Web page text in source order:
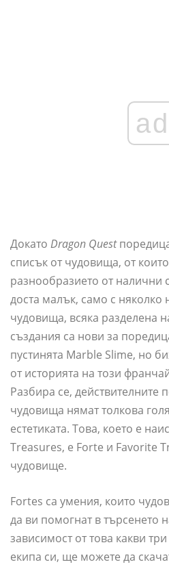
ad
Докато Dragon Quest
списък от чудовища, от
разнообразието от налични
доста малък, само с
чудовища, всяка разделена
създания са нови за
пустинята Marble Slime, но
от историята на този
Разбира се, действителните
чудовища нямат толкова
естетиката. Това, което е
Treasures, е Forte и Favorite
чудовище.
Fortes са умения, които
да ви помогнат в търсенето
зависимост от това какви
екипа си, ще можете да